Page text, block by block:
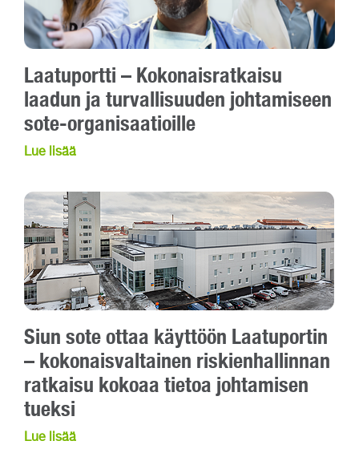
Laatuportti – Kokonaisratkaisu
laadun ja turvallisuuden johtamiseen
sote-organisaatioille
Lue lisää
Siun sote ottaa käyttöön Laatuportin
– kokonaisvaltainen riskienhallinnan
ratkaisu kokoaa tietoa johtamisen
tueksi
Lue lisää